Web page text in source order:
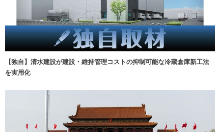
【独自】清水建設が建設・維持管理コストの抑制可能な冷蔵倉庫新工法
を実用化